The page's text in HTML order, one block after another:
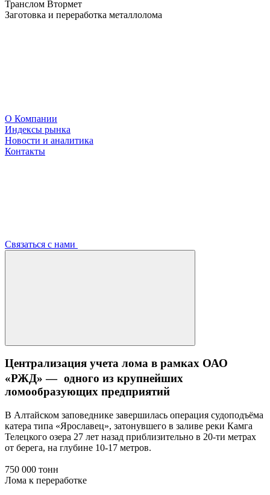
Транслом Втормет
Заготовка и переработка металлолома
О Компании
Индексы рынка
Новости и аналитика
Контакты
Связаться с нами
Централизация учета лома в рамках ОАО
«РЖД» — одного из крупнейших
ломообразующих предприятий
В Алтайском заповеднике завершилась операция судоподъёма
катера типа «Ярославец», затонувшего в заливе реки Камга
Телецкого озера 27 лет назад приблизительно в 20-ти метрах
от берега, на глубине 10-17 метров.
750 000 тонн
Лома к переработке